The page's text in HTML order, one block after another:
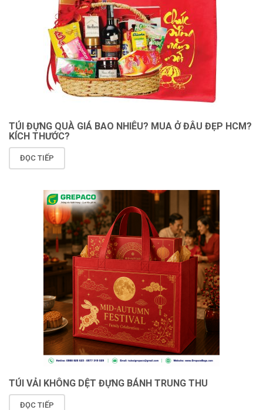
TÚI ĐỰNG QUÀ GIÁ BAO NHIÊU? MUA Ở ĐÂU ĐẸP HCM?
KÍCH THƯỚC?
ĐỌC TIẾP
TÚI VẢI KHÔNG DỆT ĐỰNG BÁNH TRUNG THU
ĐỌC TIẾP